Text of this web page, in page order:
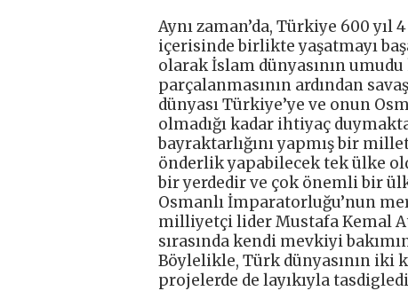
Aynı zaman’da, Türkiye 600
içerisinde birlikte yaşatmayı
olarak İslam dünyasının
parçalanmasının ardından
dünyası Türkiye’ye ve onun
olmadığı kadar ihtiyaç
bayraktarlığını yapmış bir
önderlik yapabilecek tek ülke
bir yerdedir ve çok önemli bir
Osmanlı İmparatorluğu’nun
milliyetçi lider Mustafa Kemal
sırasında kendi mevkiyi
Böylelikle, Türk dünyasının iki
projelerde de layıkıyla